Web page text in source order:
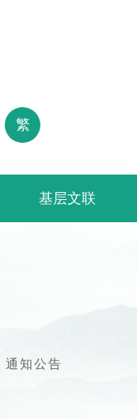
繁
基层文联
通知公告